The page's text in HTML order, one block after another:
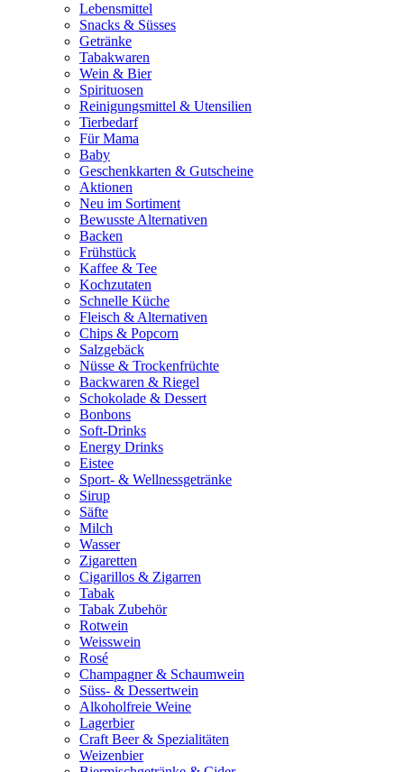
Lebensmittel
Snacks & Süsses
Getränke
Tabakwaren
Wein & Bier
Spirituosen
Reinigungsmittel & Utensilien
Tierbedarf
Für Mama
Baby
Geschenkkarten & Gutscheine
Aktionen
Neu im Sortiment
Bewusste Alternativen
Backen
Frühstück
Kaffee & Tee
Kochzutaten
Schnelle Küche
Fleisch & Alternativen
Chips & Popcorn
Salzgebäck
Nüsse & Trockenfrüchte
Backwaren & Riegel
Schokolade & Dessert
Bonbons
Soft-Drinks
Energy Drinks
Eistee
Sport- & Wellnessgetränke
Sirup
Säfte
Milch
Wasser
Zigaretten
Cigarillos & Zigarren
Tabak
Tabak Zubehör
Rotwein
Weisswein
Rosé
Champagner & Schaumwein
Süss- & Dessertwein
Alkoholfreie Weine
Lagerbier
Craft Beer & Spezialitäten
Weizenbier